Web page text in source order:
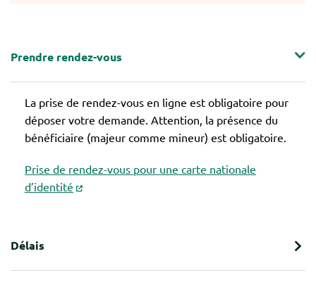
Prendre rendez-vous
La prise de rendez-vous en ligne est obligatoire pour
déposer votre demande. Attention, la présence du
bénéficiaire (majeur comme mineur) est obligatoire.
Prise de rendez-vous pour une carte nationale
d’identité
Délais